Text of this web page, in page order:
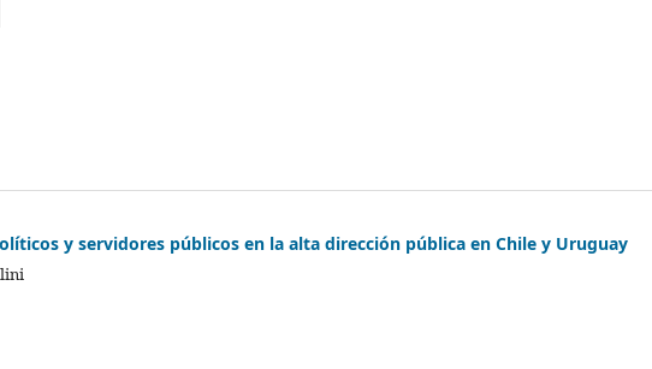
y servidores públicos en la alta dirección pública en Chile y Uruguay